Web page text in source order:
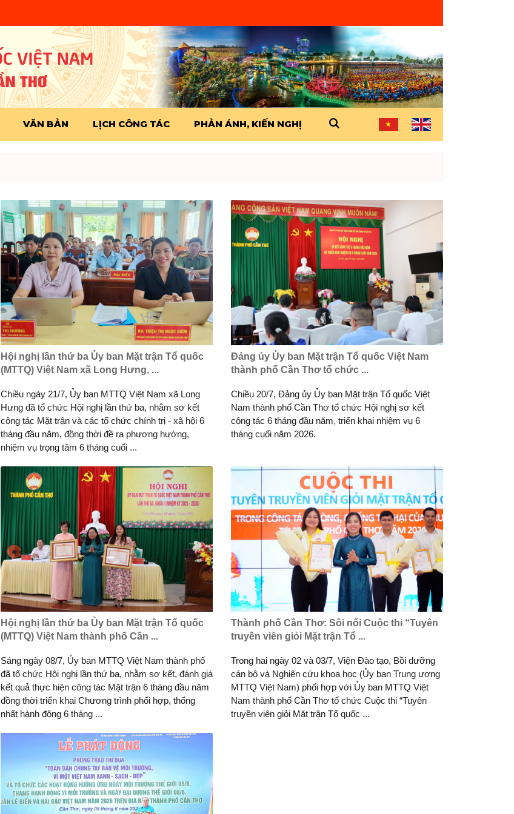
VĂN BẢN LỊCH CÔNG TÁC PHẢN ÁNH, KIẾN NGHỊ
Hội nghị lần thứ ba Ủy ban Mặt trận Tổ quốc
(MTTQ) Việt Nam xã Long Hưng, ...
Chiều ngày 21/7, Ủy ban MTTQ Việt Nam xã Long
Hưng đã tổ chức Hội nghị lần thứ ba, nhằm sơ kết
công tác Mặt trận và các tổ chức chính trị - xã hội 6
tháng đầu năm, đồng thời đề ra phương hướng,
nhiệm vụ trọng tâm 6 tháng cuối ...
Đảng ủy Ủy ban Mặt trận Tổ quốc Việt Nam
thành phố Cần Thơ tổ chức ...
Chiều 20/7, Đảng ủy Ủy ban Mặt trận Tổ quốc Việt
Nam thành phố Cần Thơ tổ chức Hội nghị sơ kết
công tác 6 tháng đầu năm, triển khai nhiệm vụ 6
tháng cuối năm 2026.
Hội nghị lần thứ ba Ủy ban Mặt trận Tổ quốc
(MTTQ) Việt Nam thành phố Cần ...
Sáng ngày 08/7, Ủy ban MTTQ Việt Nam thành phố
đã tổ chức Hội nghị lần thứ ba, nhằm sơ kết, đánh giá
kết quả thực hiện công tác Mặt trận 6 tháng đầu năm
đồng thời triển khai Chương trình phối hợp, thống
nhất hành động 6 tháng ...
Thành phố Cần Thơ: Sôi nổi Cuộc thi “Tuyên
truyền viên giỏi Mặt trận Tổ ...
Trong hai ngày 02 và 03/7, Viện Đào tạo, Bồi dưỡng
cán bộ và Nghiên cứu khoa học (Ủy ban Trung ương
MTTQ Việt Nam) phối hợp với Ủy ban MTTQ Việt
Nam thành phố Cần Thơ tổ chức Cuộc thi “Tuyên
truyền viên giỏi Mặt trận Tổ quốc ...